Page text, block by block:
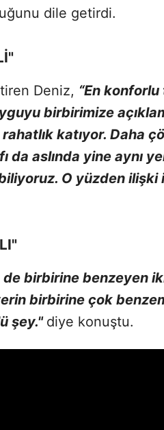
dile getirdi.
Deniz, “En konforlu
birbirimize
katıyor. Daha
da aslında yine aynı
O yüzden
birbirine benzeyen
birbirine çok
şey." diye konuştu.